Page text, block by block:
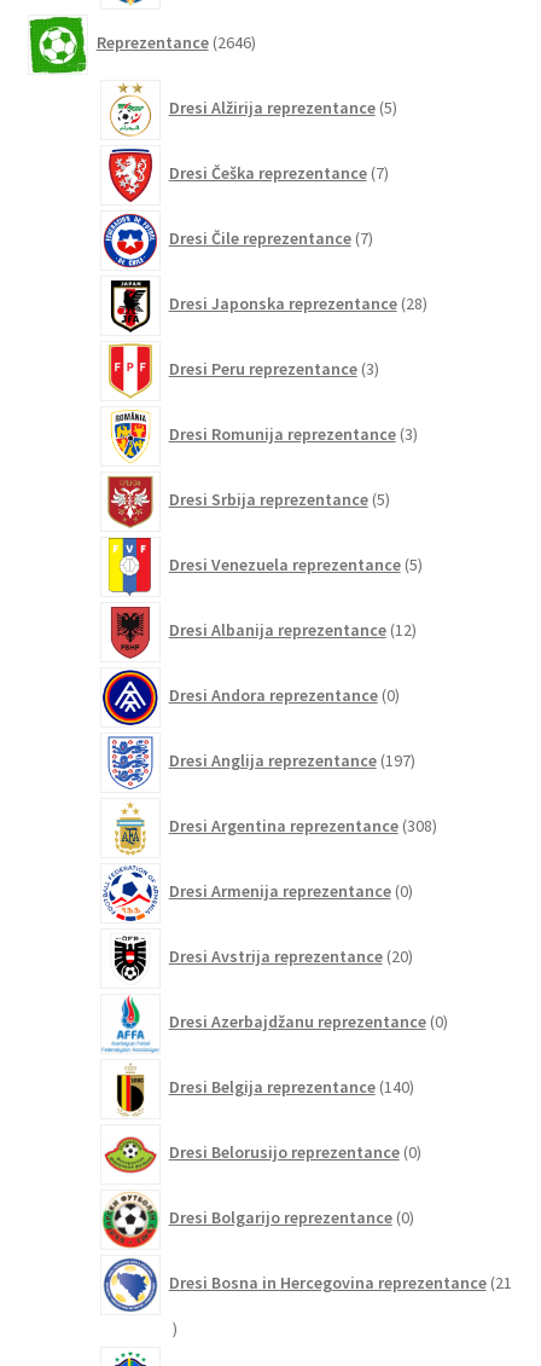
Reprezentance 2646izdelkov
Dresi Alžirija reprezentance 5izdelkov
Dresi Češka reprezentance 7izdelkov
Dresi Čile reprezentance 7izdelkov
Dresi Japonska reprezentance 28izdelkov
Dresi Peru reprezentance 3izdelki
Dresi Romunija reprezentance 3izdelki
Dresi Srbija reprezentance 5izdelkov
Dresi Venezuela reprezentance 5izdelkov
Dresi Albanija reprezentance 12izdelkov
Dresi Andora reprezentance 0izdelkov
Dresi Anglija reprezentance 197izdelkov
Dresi Argentina reprezentance 308izdelkov
Dresi Armenija reprezentance 0izdelkov
Dresi Avstrija reprezentance 20izdelkov
Dresi Azerbajdžanu reprezentance 0izdelkov
Dresi Belgija reprezentance 140izdelkov
Dresi Belorusijo reprezentance 0izdelkov
Dresi Bolgarijo reprezentance 0izdelkov
Dresi Bosna in Hercegovina reprezentance 21
21